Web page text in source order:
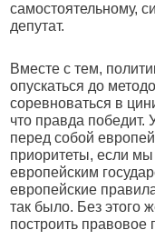
самостоятельному,
депутат.
Вместе с тем,
опускаться до
соревноваться в
что правда
перед собой
приоритеты, если
европейским
европейские
так было. Без этого
построить правовое